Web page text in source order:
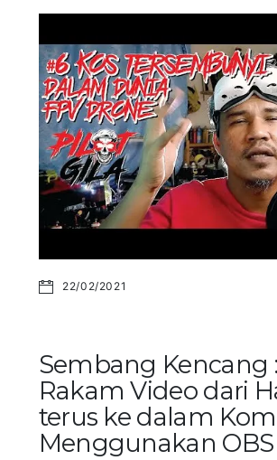
22/02/2021
Sembang Kencang :
Rakam Video dari
terus ke dalam
Menggunakan